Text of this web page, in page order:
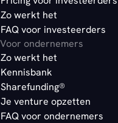
Zo werkt het
FAQ voor investeerders
Voor ondernemers
Zo werkt het
Kennisbank
Sharefunding®
Je venture opzetten
FAQ voor ondernemers